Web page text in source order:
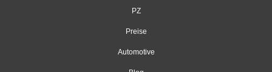
PZ
Preise
Automotive